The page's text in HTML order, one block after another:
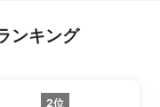
ンキング
2位